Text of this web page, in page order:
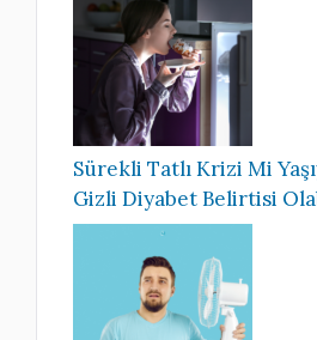
Sürekli Tatlı Krizi Mi
Gizli Diyabet Belirtisi